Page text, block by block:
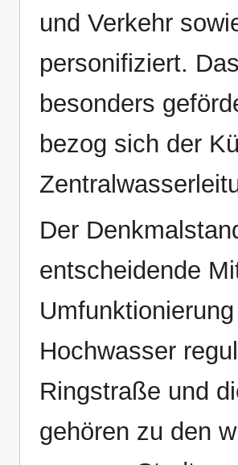
und Verkehr
personifiziert.
besonders
bezog sich der
Der
entscheidende
Hochwasser
Ringstraße und
gehören zu den